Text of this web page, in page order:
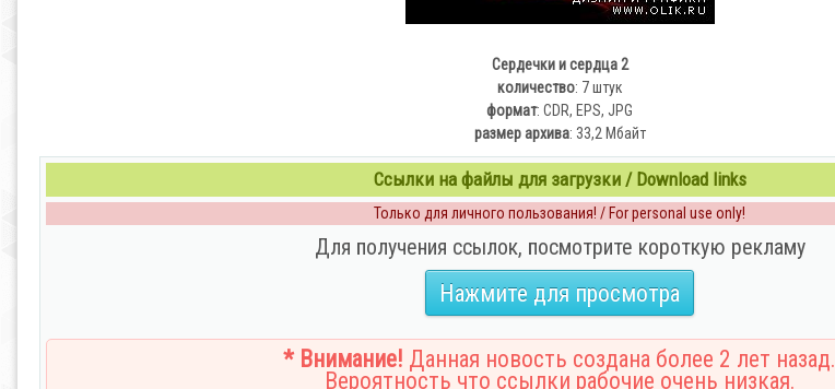
Сердечки и сердца 2
количество: 7 штук
формат: CDR, EPS, JPG
размер архива: 33,2 Мбайт
Ссылки на файлы для загрузки / Download links
Только для личного пользования! / For personal use only!
Для получения ссылок, посмотрите короткую рекламу
Нажмите для просмотра
* Внимание! Данная новость создана более 2 лет назад.
Вероятность что ссылки рабочие очень низкая.